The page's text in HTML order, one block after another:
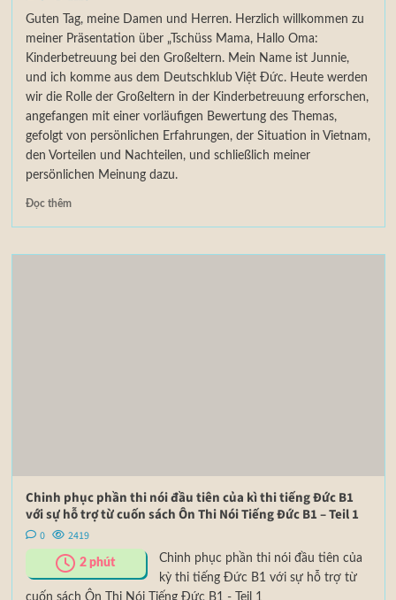
Guten Tag, meine Damen und Herren. Herzlich willkommen zu
meiner Präsentation über „Tschüss Mama, Hallo Oma:
Kinderbetreuung bei den Großeltern. Mein Name ist Junnie,
und ich komme aus dem Deutschklub Việt Đức. Heute werden
wir die Rolle der Großeltern in der Kinderbetreuung erforschen,
angefangen mit einer vorläufigen Bewertung des Themas,
gefolgt von persönlichen Erfahrungen, der Situation in Vietnam,
den Vorteilen und Nachteilen, und schließlich meiner
persönlichen Meinung dazu.
Đọc thêm
Chinh phục phần thi nói đầu tiên của kì thi tiếng Đức B1
với sự hỗ trợ từ cuốn sách Ôn Thi Nói Tiếng Đức B1 – Teil 1
0 2419
2 phút
Chinh phục phần thi nói đầu tiên của
kỳ thi tiếng Đức B1 với sự hỗ trợ từ
cuốn sách Ôn Thi Nói Tiếng Đức B1 - Teil 1